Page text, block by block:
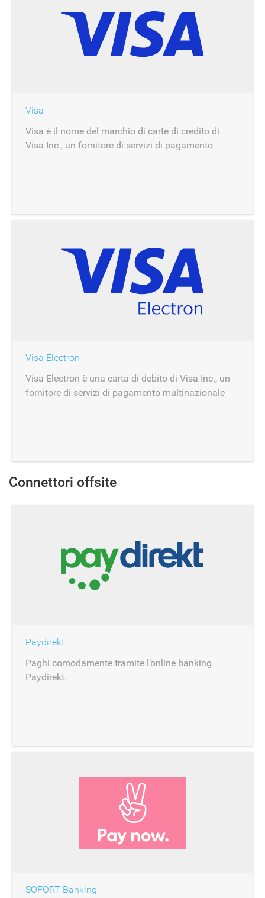
Visa
Visa è il nome del marchio di carte di credito di
Visa Inc., un fornitore di servizi di pagamento
Visa Electron
Visa Electron è una carta di debito di Visa Inc., un
fornitore di servizi di pagamento multinazionale
Connettori offsite
Paydirekt
Paghi comodamente tramite l’online banking
Paydirekt.
SOFORT Banking